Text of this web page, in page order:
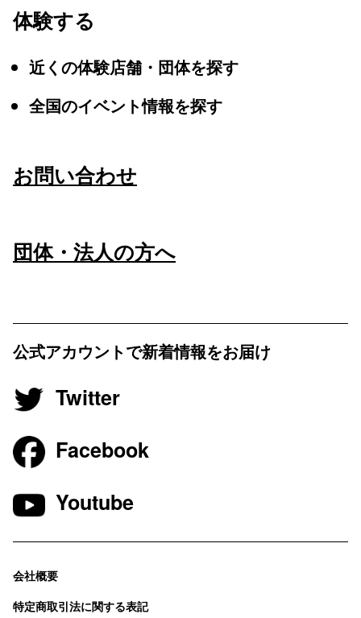
体験する
近くの体験店舗・団体を探す
全国のイベント情報を探す
お問い合わせ
団体・法人の方へ
公式アカウントで新着情報をお届け
Twitter
Facebook
Youtube
会社概要
特定商取引法に関する表記